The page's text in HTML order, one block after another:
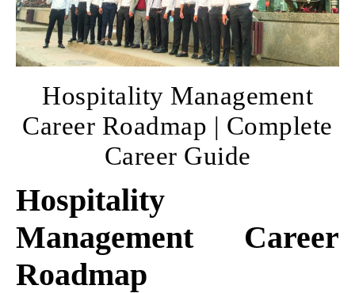
Hospitality Management
Career Roadmap | Complete
Career Guide
Hospitality
Management Career
Roadmap